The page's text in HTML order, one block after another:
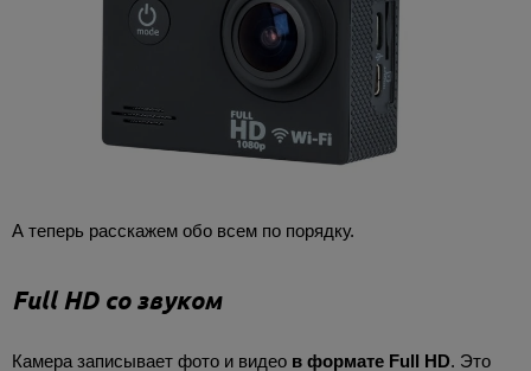
А теперь расскажем обо всем по порядку.
Full HD со звуком
Камера записывает фото и видео в формате Full HD. Это